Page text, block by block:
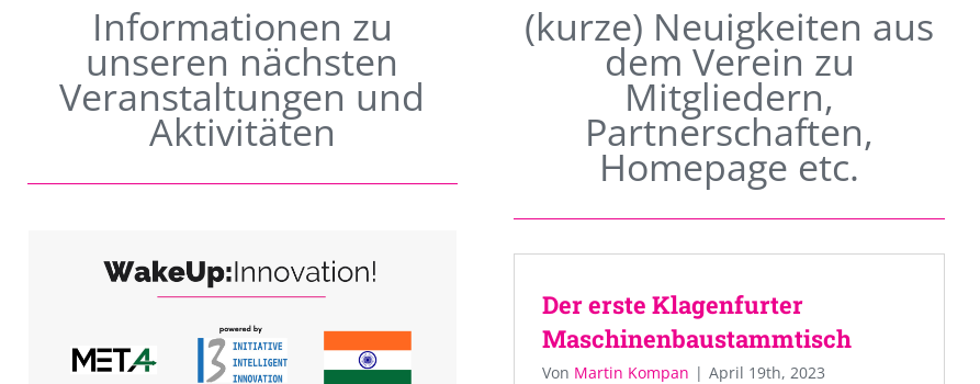
Informationen zu
unseren nächsten
Veranstaltungen und
Aktivitäten
(kurze) Neuigkeiten aus
dem Verein zu
Mitgliedern,
Partnerschaften,
Homepage etc.
Der erste Klagenfurter
Maschinenbaustammtisch
Von Martin Kompan | April 19th, 2023